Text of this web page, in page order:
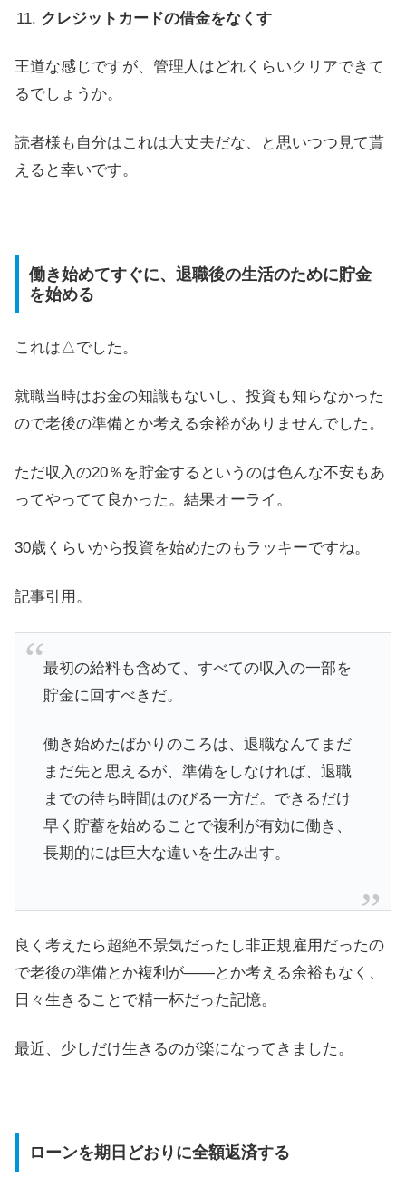
クレジットカードの借金をなくす
王道な感じですが、管理人はどれくらいクリアできて
るでしょうか。
読者様も自分はこれは大丈夫だな、と思いつつ見て貰
えると幸いです。
働き始めてすぐに、退職後の生活のために貯金
を始める
これは△でした。
就職当時はお金の知識もないし、投資も知らなかった
ので老後の準備とか考える余裕がありませんでした。
ただ収入の20％を貯金するというのは色んな不安もあ
ってやってて良かった。結果オーライ。
30歳くらいから投資を始めたのもラッキーですね。
記事引用。
最初の給料も含めて、すべての収入の一部を
貯金に回すべきだ。
働き始めたばかりのころは、退職なんてまだ
まだ先と思えるが、準備をしなければ、退職
までの待ち時間はのびる一方だ。できるだけ
早く貯蓄を始めることで複利が有効に働き、
長期的には巨大な違いを生み出す。
良く考えたら超絶不景気だったし非正規雇用だったの
で老後の準備とか複利が――とか考える余裕もなく、
日々生きることで精一杯だった記憶。
最近、少しだけ生きるのが楽になってきました。
ローンを期日どおりに全額返済する